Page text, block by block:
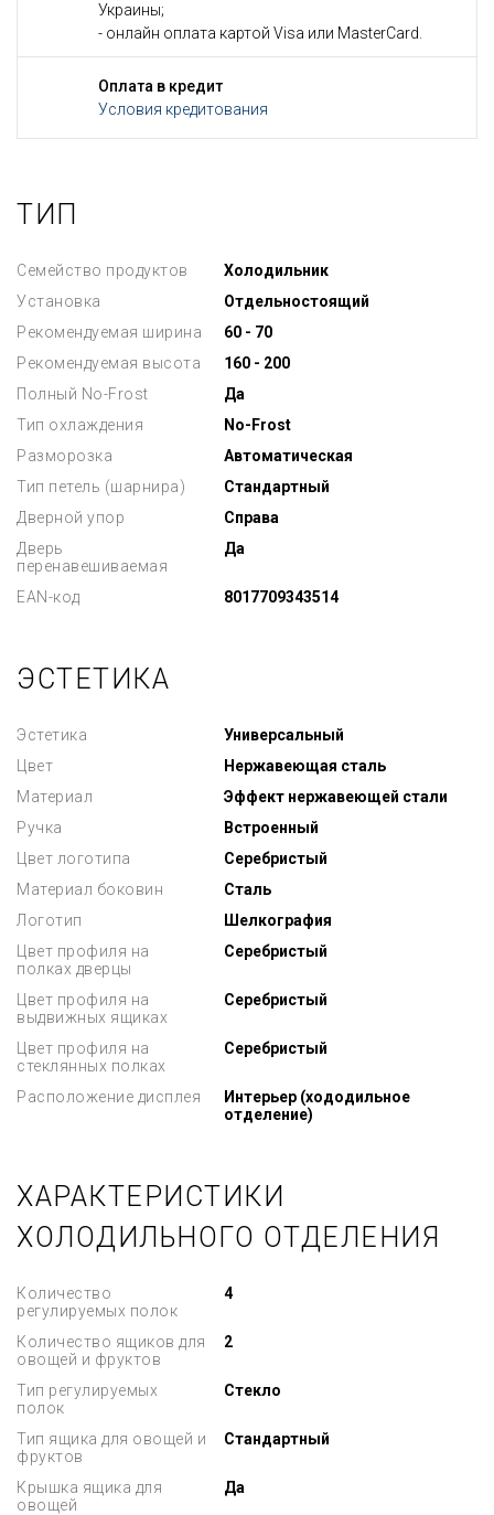
Украины;
- онлайн оплата картой Visa или MasterCard.
Оплата в кредит
Условия кредитования
ТИП
Семейство продуктов
Холодильник
Установка
Отдельностоящий
Рекомендуемая ширина
60 - 70
Рекомендуемая высота
160 - 200
Полный No-Frost
Да
Тип охлаждения
No-Frost
Разморозка
Автоматическая
Тип петель (шарнира)
Стандартный
Дверной упор
Справа
Дверь
перенавешиваемая
Да
EAN-код 8017709343514
ЭСТЕТИКА
Эстетика
Универсальный
Цвет
Нержавеющая сталь
Материал
Эффект нержавеющей стали
Ручка
Встроенный
Цвет логотипа
Серебристый
Материал боковин
Сталь
Логотип
Шелкография
Цвет профиля на
полках дверцы
Серебристый
Цвет профиля на
выдвижных ящиках
Серебристый
Цвет профиля на
стеклянных полках
Серебристый
Расположение дисплея
Интерьер (хододильное
отделение)
ХАРАКТЕРИСТИКИ
ХОЛОДИЛЬНОГО ОТДЕЛЕНИЯ
Количество
регулируемых полок
4
Количество ящиков для
овощей и фруктов
2
Тип регулируемых
полок
Стекло
Тип ящика для овощей и
фруктов
Стандартный
Крышка ящика для
овощей
Да